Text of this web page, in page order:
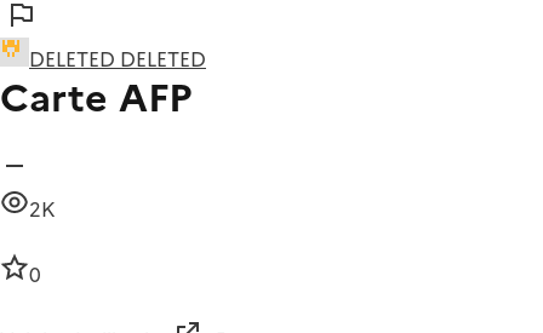
DELETED DELETED
Carte AFP
2K
0